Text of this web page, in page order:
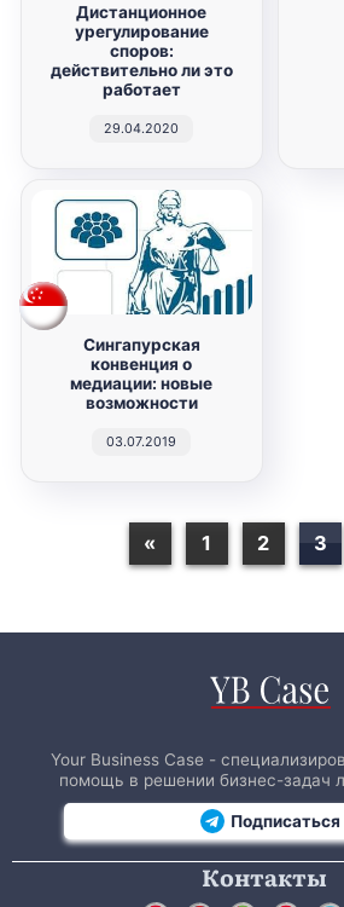
Дистанционное
урегулирование
споров:
действительно ли это
работает
29.04.2020
Сингапурская
конвенция о
медиации: новые
возможности
03.07.2019
« 1 2 3
Your Business Case -
помощь в решении бизнес-задач
Подписаться
Контакты